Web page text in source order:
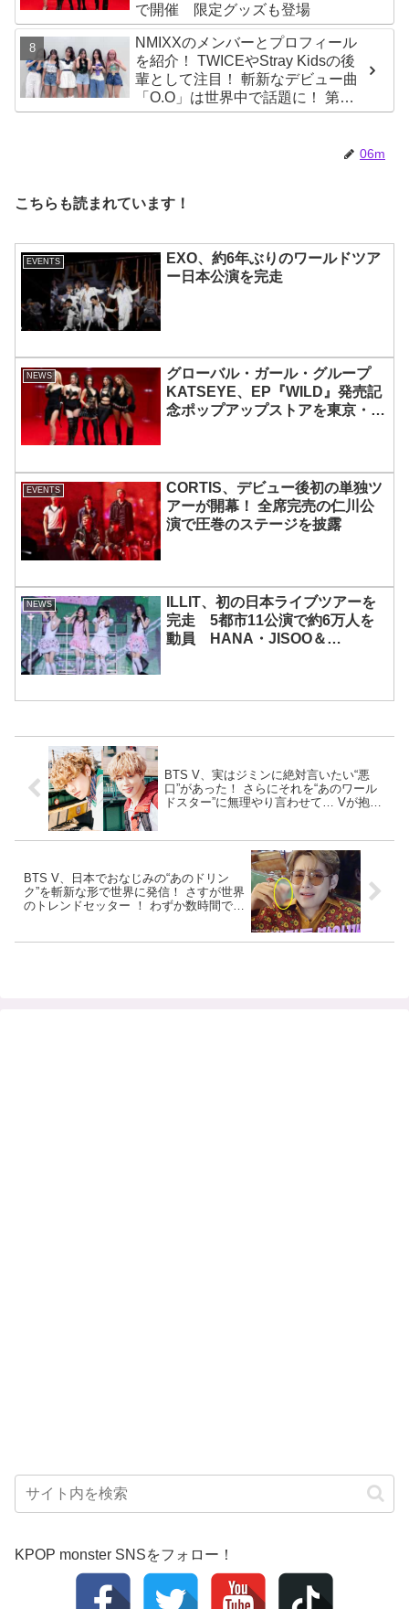
で開催 限定グッズも登場
NMIXXのメンバーとプロフィール
を紹介！ TWICEやStray Kidsの後
輩として注目！ 斬新なデビュー曲
「O.O」は世界中で話題に！ 第４
世代を代表する美女ソリュンをは
06m
こちらも読まれています！
EVENTS
EXO、約6年ぶりのワールドツア
ー日本公演を完走
NEWS
グローバル・ガール・グループ
KATSEYE、EP『WILD』発売記
念ポップアップストアを東京・原
EVENTS
CORTIS、デビュー後初の単独ツ
アーが開幕！ 全席完売の仁川公
演で圧巻のステージを披露
NEWS
ILLIT、初の日本ライブツアーを
完走 5都市11公演で約6万人を
動員 HANA・JISOO＆
BTS V、実はジミンに絶対言いたい“悪
口”があった！ さらにそれを“あのワール
ドスター”に無理やり言わせて… Vが抱く
BTS V、日本でおなじみの“あのドリン
ク”を斬新な形で世界に発信！ さすが世界
のトレンドセッター ！ わずか数時間で各
KPOP monster SNSをフォロー！